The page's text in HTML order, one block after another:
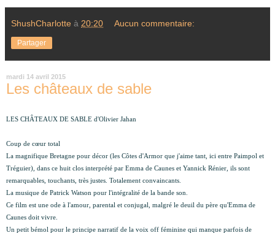
ShushCharlotte à 20:20 Aucun commentaire:
Partager
mardi 14 avril 2015
Les châteaux de sable
LES CHÂTEAUX DE SABLE d'Olivier Jahan
Coup de cœur total
La magnifique Bretagne pour décor (les Côtes d'Armor que j'aime tant, ici entre Paimpol et
Tréguier), dans ce huit clos interprété par Emma de Caunes et Yannick Rénier, ils sont
remarquables, touchants, très justes. Totalement convaincants.
La musique de Patrick Watson pour l'intégralité de la bande son.
Ce film est une ode à l'amour, parental et conjugal, malgré le deuil du père qu'Emma de
Caunes doit vivre.
Un petit bémol pour le principe narratif de la voix off féminine qui manque parfois de